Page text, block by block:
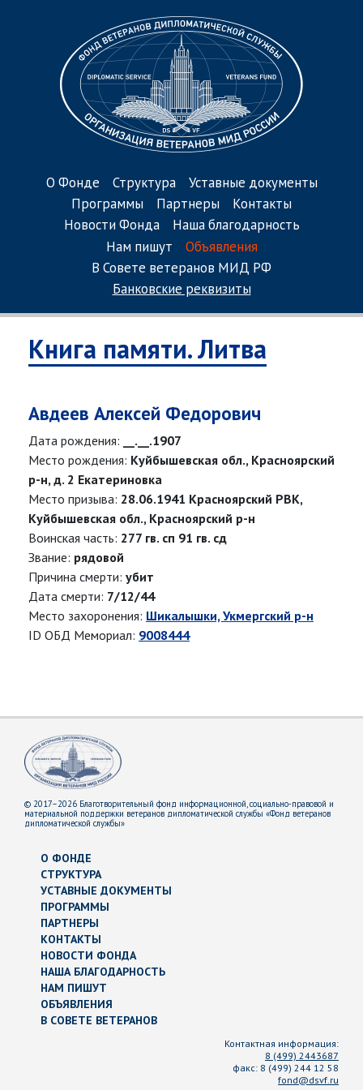
О Фонде Структура
Уставные документы
Программы
Партнеры
Контакты
Новости Фонда
Наша благодарность
Нам пишут
Объявления
В Совете ветеранов МИД РФ
Банковские реквизиты
Книга памяти. Литва
Авдеев Алексей Федорович
Дата рождения:
__.__.1907
Место рождения: Куйбышевская обл., Красноярский
р-н, д. 2 Екатериновка
Место призыва: 28.06.1941 Красноярский РВК,
Куйбышевская обл., Красноярский р-н
Воинская часть: 277 гв. сп 91 гв. сд
Звание: рядовой
Причина смерти: убит
Дата смерти: 7/12/44
Место захоронения: Шикалышки, Укмергский р-н
ID ОБД Мемориал: 9008444
© 2017–2026 Благотворительный фонд информационной, социально-правовой и
материальной поддержки ветеранов дипломатической службы «Фонд ветеранов
дипломатической службы»
О ФОНДЕ
СТРУКТУРА
УСТАВНЫЕ ДОКУМЕНТЫ
ПРОГРАММЫ
ПАРТНЕРЫ
КОНТАКТЫ
НОВОСТИ ФОНДА
НАША БЛАГОДАРНОСТЬ
НАМ ПИШУТ
ОБЪЯВЛЕНИЯ
В СОВЕТЕ ВЕТЕРАНОВ
Контактная информация:
8 (499) 2443687
факс: 8 (499) 244 12 58
fond@dsvf.ru